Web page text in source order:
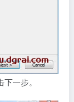
一步。